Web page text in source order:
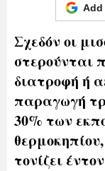
Add
Σχεδόν οι
στερούνται
διατροφή ή
παραγωγή
30% των
τονίζει